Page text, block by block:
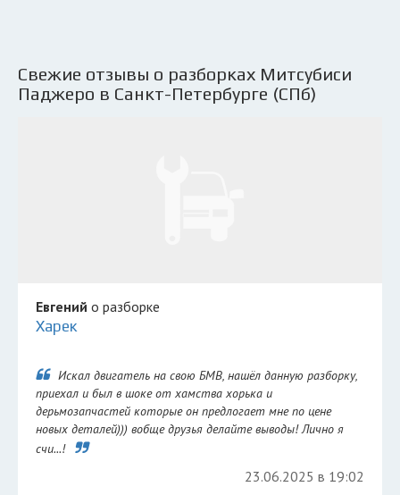
Свежие отзывы о разборках Митсубиси
Паджеро в Санкт-Петербурге (СПб)
Евгений о разборке
Харек
Искал двигатель на свою БМВ, нашёл данную разборку,
приехал и был в шоке от хамства хорька и
дерьмозапчастей которые он предлогает мне по цене
новых деталей))) вобще друзья делайте выводы! Лично я
счи...!
23.06.2025 в 19:02